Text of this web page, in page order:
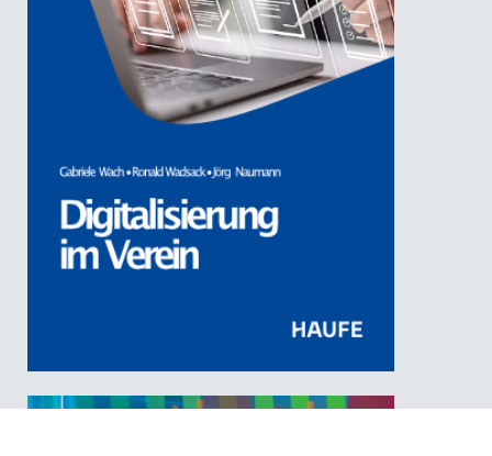
Die Praxis-Website. Ein Einstieg für Mediziner und